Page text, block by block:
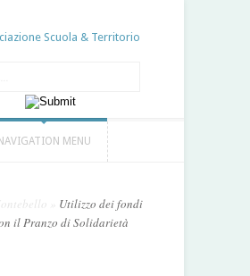
NAVIGATION MENU
Utilizzo dei fondi
il Pranzo di Solidarietà